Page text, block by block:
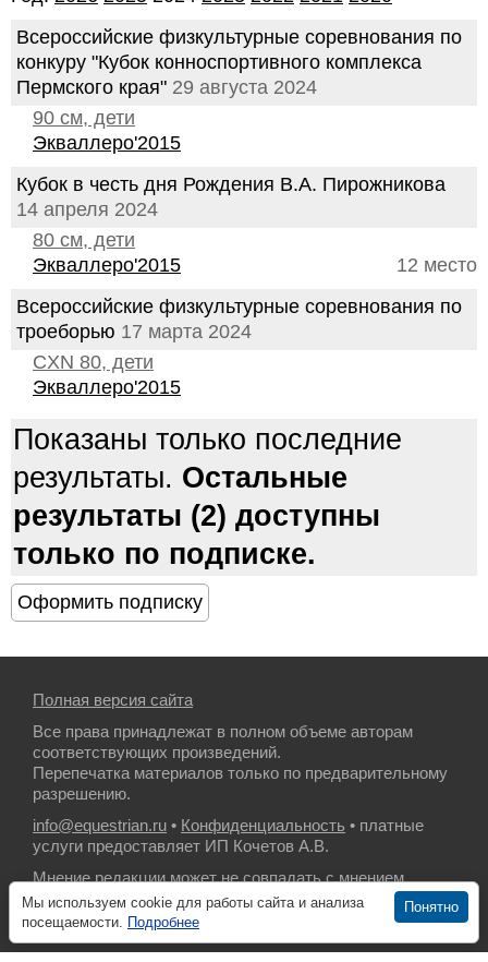
Всероссийские физкультурные соревнования по
конкуру "Кубок конноспортивного комплекса
Пермского края" 29 августа 2024
90 см, дети
Экваллеро'2015
Кубок в честь дня Рождения В.А. Пирожникова
14 апреля 2024
80 см, дети
12 место
Экваллеро'2015
Всероссийские физкультурные соревнования по
троеборью 17 марта 2024
CXN 80, дети
Экваллеро'2015
Показаны только последние
результаты. Остальные
результаты (2) доступны
только по подписке.
Полная версия сайта
Все права принадлежат в полном объеме авторам
соответствующих произведений.
Перепечатка материалов только по предварительному
разрешению.
info@equestrian.ru • Конфиденциальность • платные
услуги предоставляет ИП Кочетов А.В.
Мнение редакции может не совпадать с мнением
авторов.
Понятно
Мы используем cookie для работы сайта и анализа
посещаемости. Подробнее